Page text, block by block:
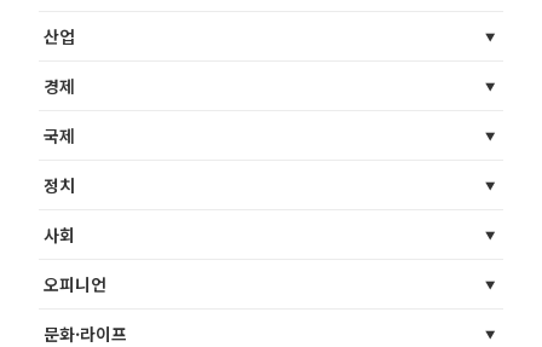
산업
경제
국제
정치
사회
오피니언
문화·라이프